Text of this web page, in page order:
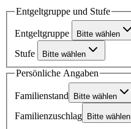
Entgeltgruppe und Stufe
Entgeltgruppe Bitte wählen
Stufe Bitte wählen
Persönliche Angaben
Familienstand Bitte wählen
Familienzuschlag Bitte wählen